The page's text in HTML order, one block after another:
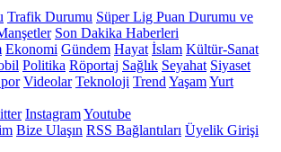
Trafik Durumu Süper Lig Puan Durumu ve
Son Dakika Haberleri
Ekonomi Gündem Hayat İslam Kültür-Sanat
Politika Röportaj Sağlık Seyahat Siyaset
Videolar Teknoloji Trend YaşamYurt
InstagramYoutube
Bize Ulaşın RSS Bağlantıları Üyelik Girişi